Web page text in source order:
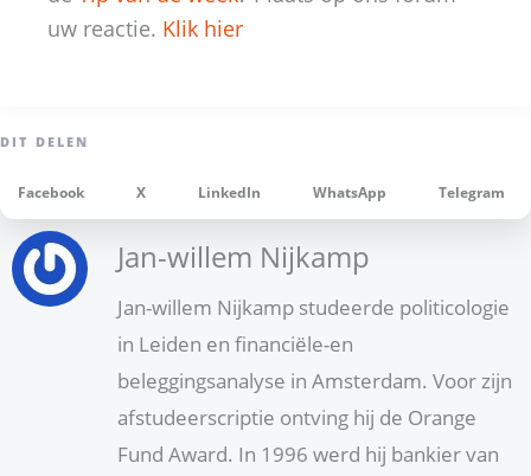
uw reactie. Klik hier
Facebook X LinkedIn WhatsApp Telegram
Jan-willem Nijkamp
Jan-willem Nijkamp studeerde politicologie
in Leiden en financiële-en
beleggingsanalyse in Amsterdam. Voor zijn
afstudeerscriptie ontving hij de Orange
Fund Award. In 1996 werd hij bankier van